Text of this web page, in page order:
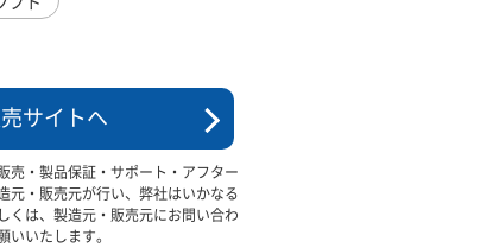
サイトへ
売・製品保証・サポート・アフター
元・販売元が行い、弊社はいかなる
くは、製造元・販売元にお問い合わ
いいたします。